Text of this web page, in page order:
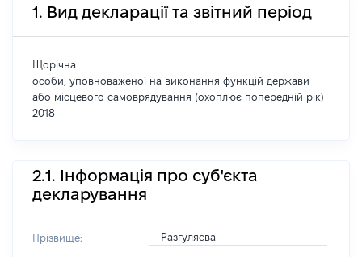
1. Вид декларації та звітний період
Щорічна
особи, уповноваженої на виконання функцій держави
або місцевого самоврядування (охоплює попередній рік)
2018
2.1. Інформація про суб'єкта
декларування
Прізвище: Разгуляєва